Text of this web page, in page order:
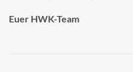
Euer HWK-Team